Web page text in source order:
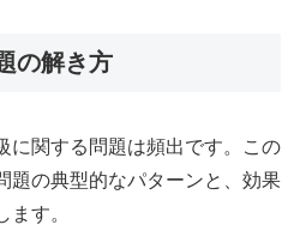
の解き方
に関する問題は頻出です。この
題の典型的なパターンと、効果
す。